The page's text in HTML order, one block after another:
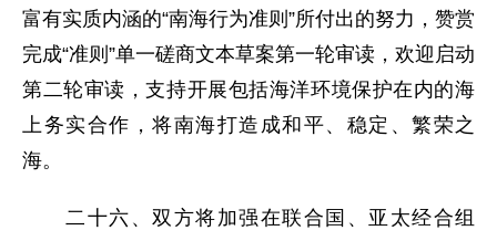
富有实质内涵的“南海行为准则”所付出的努力，赞赏
完成“准则”单一磋商文本草案第一轮审读，欢迎启动
第二轮审读，支持开展包括海洋环境保护在内的海
上务实合作，将南海打造成和平、稳定、繁荣之
海。
二十六、双方将加强在联合国、亚太经合组